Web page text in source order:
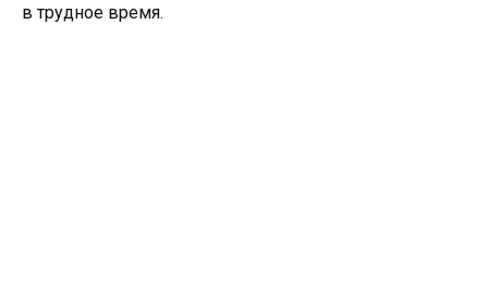
в трудное время.